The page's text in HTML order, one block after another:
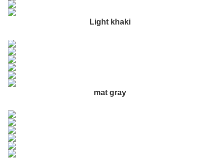
Light khaki
mat gray